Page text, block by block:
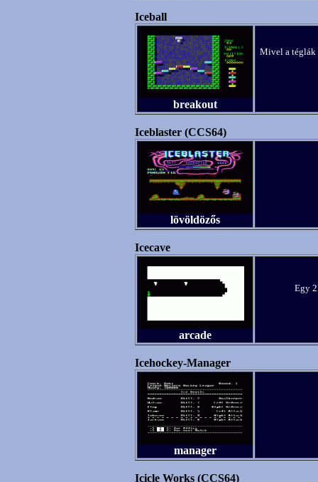
Iceball
breakout
Mivel a téglák
Iceblaster (CCS64)
lövöldözős
Icecave
arcade
Egy
Icehockey-Manager
manager
Icicle Works (CCS64)